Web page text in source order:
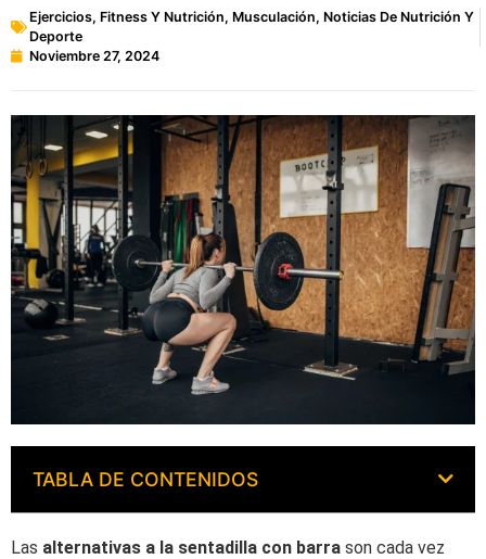
Ejercicios, Fitness Y Nutrición, Musculación, Noticias De Nutrición Y
Deporte
Noviembre 27, 2024
TABLA DE CONTENIDOS
Las alternativas a la sentadilla con barra son cada vez